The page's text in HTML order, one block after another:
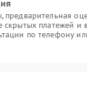
предварительная
скрытых платежей и
по телефону